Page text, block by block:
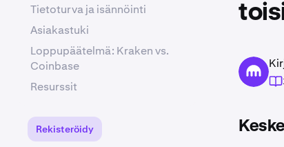
Tietoturva ja isännöinti
Asiakastuki
Loppupäätelmä: Kraken vs.
Coinbase
Resurssit
Rekisteröidy